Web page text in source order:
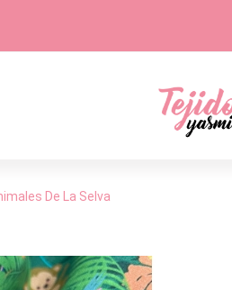
De La Selva